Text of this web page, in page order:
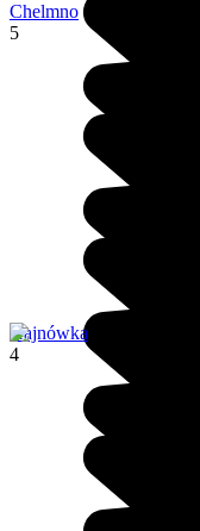
Chelmno
5
Hajnówka
4